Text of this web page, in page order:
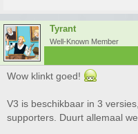
Tyrant
Well-Known Member
Wow klinkt goed!
V3 is beschikbaar in 3
supporters. Duurt allemaal